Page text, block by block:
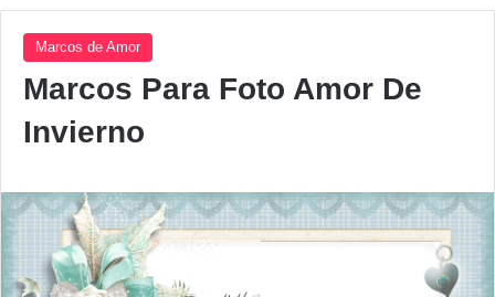
Marcos de Amor
Marcos Para Foto Amor De
Invierno